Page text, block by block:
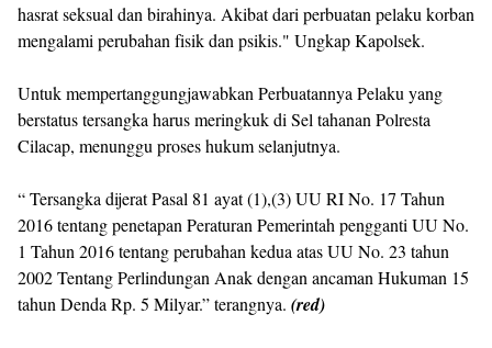
hasrat seksual dan birahinya. Akibat dari perbuatan pelaku korban
mengalami perubahan fisik dan psikis." Ungkap Kapolsek.
Untuk mempertanggungjawabkan Perbuatannya Pelaku yang
berstatus tersangka harus meringkuk di Sel tahanan Polresta
Cilacap, menunggu proses hukum selanjutnya.
“ Tersangka dijerat Pasal 81 ayat (1),(3) UU RI No. 17 Tahun
2016 tentang penetapan Peraturan Pemerintah pengganti UU No.
1 Tahun 2016 tentang perubahan kedua atas UU No. 23 tahun
2002 Tentang Perlindungan Anak dengan ancaman Hukuman 15
tahun Denda Rp. 5 Milyar.” terangnya. (red)